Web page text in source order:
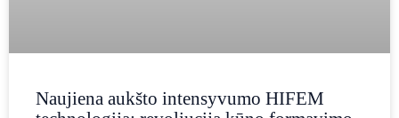
Naujiena aukšto intensyvumo HIFEM